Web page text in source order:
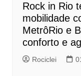
Rock in Rio
mobilidade
MetrôRio e
conforto e
Rociclei